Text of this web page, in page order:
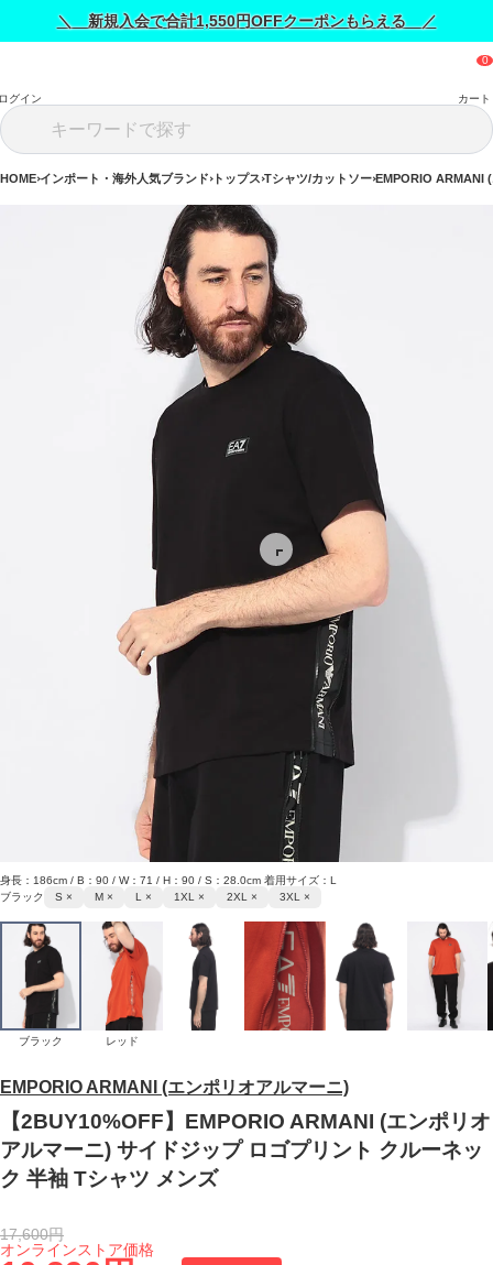
＼ 新規入会で合計1,550円OFFクーポンもらえる ／
グイン カート
HOME インポート・海外人気ブランド トップス Tシャツ/カットソー EMPORIO ARMANI
EMPORIO ARMANI (エンポリオアルマーニ)
【2BUY10%OFF】EMPORIO ARMANI (エンポリオ
アルマーニ) サイドジップ ロゴプリント クルーネッ
ク 半袖 Tシャツ メンズ
オンラインストア価格
17,600円
身長：186cm / B：90 / W：71 / H：90 / S：28.0cm 着用サイズ：L
ブラック
S × M × L × 1XL × 2XL × 3XL ×
ブラック レッド